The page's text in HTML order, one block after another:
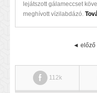
lejátszott gálameccset
meghívott vízilabdázó.
◄ előző
112k